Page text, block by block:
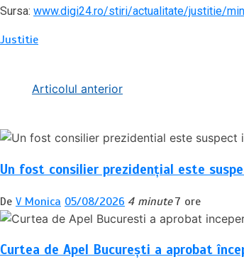
Sursa: www.digi24.ro/stiri/actualitate/justitie/
Justitie
Navigare
articole
Articolul anterior
Un fost consilier prezidențial este
De V Monica 05/08/2026 4 minute 7 ore
Curtea de Apel București a aprobat